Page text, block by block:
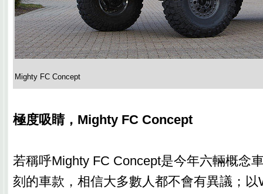
Mighty FC Concept
極度吸睛，Mighty FC Concept
若稱呼Mighty FC Concept是今年六輛概念
刻的車款，相信大多數人都不會有異議；以